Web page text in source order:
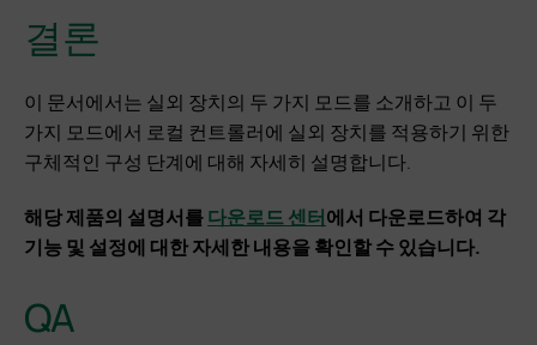
결론
이 문서에서는 실외 장치의 두 가지 모드를 소개하고 이 두
가지 모드에서 로컬 컨트롤러에 실외 장치를 적용하기 위한
구체적인 구성 단계에 대해 자세히 설명합니다.
해당 제품의 설명서를다운로드 센터에서 다운로드하여 각
기능 및 설정에 대한 자세한 내용을 확인할 수 있습니다.
QA